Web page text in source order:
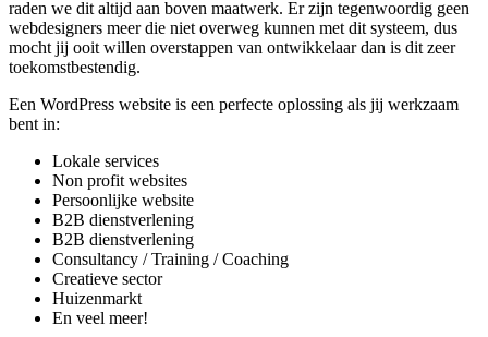
raden we dit altijd aan boven maatwerk. Er zijn tegenwoordig geen
webdesigners meer die niet overweg kunnen met dit systeem, dus
mocht jij ooit willen overstappen van ontwikkelaar dan is dit zeer
toekomstbestendig.
Een WordPress website is een perfecte oplossing als jij werkzaam
bent in:
Lokale services
Non profit websites
Persoonlijke website
B2B dienstverlening
B2B dienstverlening
Consultancy / Training / Coaching
Creatieve sector
Huizenmarkt
En veel meer!